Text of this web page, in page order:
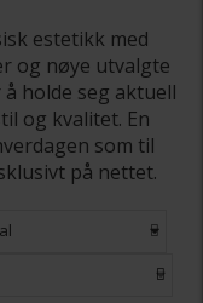
estetikk med
og nøye utvalgte
holde seg aktuell
og kvalitet. En
som til
på nettet.